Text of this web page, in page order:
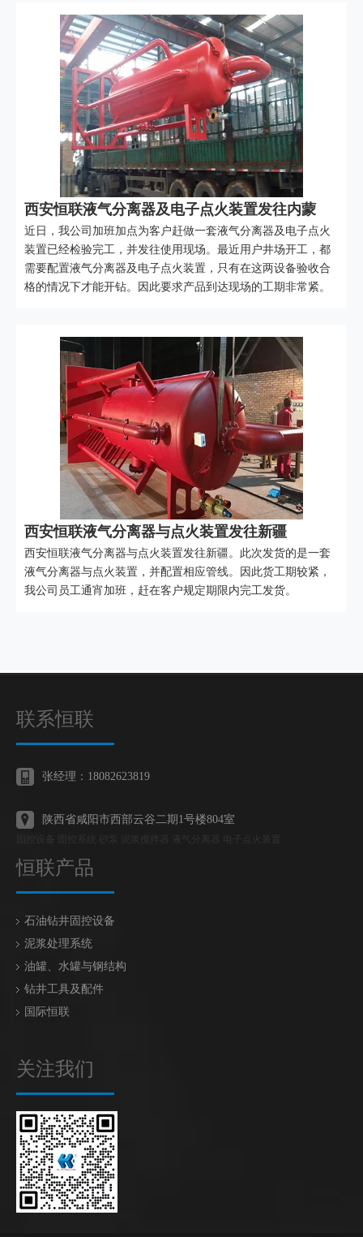
西安恒联液气分离器及电子点火装置发往内蒙
近日，我公司加班加点为客户赶做一套液气分离器及电子点火
装置已经检验完工，并发往使用现场。最近用户井场开工，都
需要配置液气分离器及电子点火装置，只有在这两设备验收合
格的情况下才能开钻。因此要求产品到达现场的工期非常紧。
西安恒联液气分离器与点火装置发往新疆
西安恒联液气分离器与点火装置发往新疆。此次发货的是一套
液气分离器与点火装置，并配置相应管线。因此货工期较紧，
我公司员工通宵加班，赶在客户规定期限内完工发货。
联系恒联
张经理：18082623819
陕西省咸阳市西部云谷二期1号楼804室
恒联产品
石油钻井固控设备
泥浆处理系统
油罐、水罐与钢结构
钻井工具及配件
国际恒联
关注我们